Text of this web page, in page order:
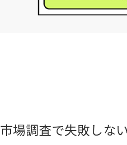
市場調査で失敗しな